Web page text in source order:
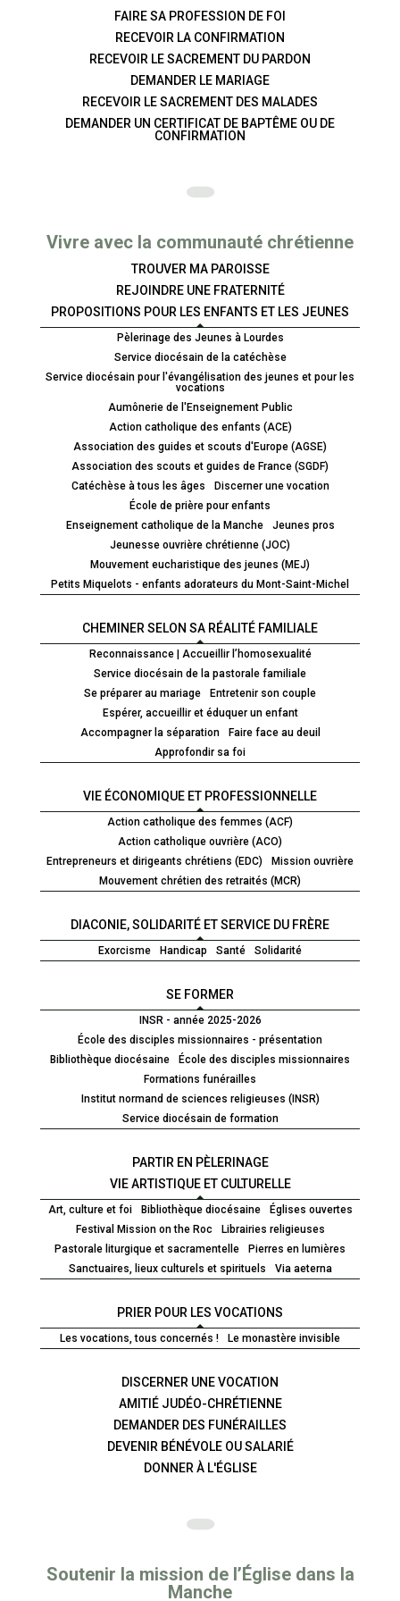
FAIRE SA PROFESSION DE FOI
RECEVOIR LA CONFIRMATION
RECEVOIR LE SACREMENT DU PARDON
DEMANDER LE MARIAGE
RECEVOIR LE SACREMENT DES MALADES
DEMANDER UN CERTIFICAT DE BAPTÊME OU DE
CONFIRMATION
Vivre avec la communauté chrétienne
TROUVER MA PAROISSE
REJOINDRE UNE FRATERNITÉ
PROPOSITIONS POUR LES ENFANTS ET LES JEUNES
Pèlerinage des Jeunes à Lourdes
Service diocésain de la catéchèse
Service diocésain pour l'évangélisation des jeunes et pour les
vocations
Aumônerie de l'Enseignement Public
Action catholique des enfants (ACE)
Association des guides et scouts d'Europe (AGSE)
Association des scouts et guides de France (SGDF)
Catéchèse à tous les âges
Discerner une vocation
École de prière pour enfants
Enseignement catholique de la Manche
Jeunes pros
Jeunesse ouvrière chrétienne (JOC)
Mouvement eucharistique des jeunes (MEJ)
Petits Miquelots - enfants adorateurs du Mont-Saint-Michel
CHEMINER SELON SA RÉALITÉ FAMILIALE
Reconnaissance | Accueillir l’homosexualité
Service diocésain de la pastorale familiale
Se préparer au mariage
Entretenir son couple
Espérer, accueillir et éduquer un enfant
Accompagner la séparation
Faire face au deuil
Approfondir sa foi
VIE ÉCONOMIQUE ET PROFESSIONNELLE
Action catholique des femmes (ACF)
Action catholique ouvrière (ACO)
Entrepreneurs et dirigeants chrétiens (EDC)
Mission ouvrière
Mouvement chrétien des retraités (MCR)
DIACONIE, SOLIDARITÉ ET SERVICE DU FRÈRE
Exorcisme Handicap Santé Solidarité
SE FORMER
INSR - année 2025-2026
École des disciples missionnaires - présentation
Bibliothèque diocésaine
École des disciples missionnaires
Formations funérailles
Institut normand de sciences religieuses (INSR)
Service diocésain de formation
PARTIR EN PÈLERINAGE
VIE ARTISTIQUE ET CULTURELLE
Art, culture et foi Bibliothèque diocésaine
Églises ouvertes
Festival Mission on the Roc
Librairies religieuses
Pastorale liturgique et sacramentelle
Pierres en lumières
Sanctuaires, lieux culturels et spirituels
Via aeterna
PRIER POUR LES VOCATIONS
Les vocations, tous concernés ! Le monastère invisible
DISCERNER UNE VOCATION
AMITIÉ JUDÉO-CHRÉTIENNE
DEMANDER DES FUNÉRAILLES
DEVENIR BÉNÉVOLE OU SALARIÉ
DONNER À L'ÉGLISE
Soutenir la mission de l’Église dans la
Manche